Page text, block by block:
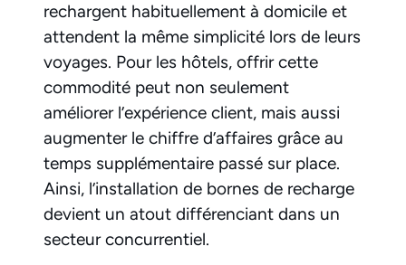
rechargent habituellement à domicile et
attendent la même simplicité lors de leurs
voyages. Pour les hôtels, offrir cette
commodité peut non seulement
améliorer l’expérience client, mais aussi
augmenter le chiffre d’affaires grâce au
temps supplémentaire passé sur place.
Ainsi, l’installation de bornes de recharge
devient un atout différenciant dans un
secteur concurrentiel.